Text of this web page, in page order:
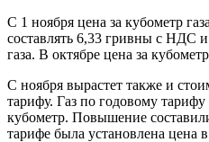
С 1 ноября цена за кубометр
составлять 6,33 гривны с НДС и
газа. В октябре цена за
С ноября вырастет также и
тарифу. Газ по годовому тарифу
кубометр. Повышение
тарифе была установлена цена